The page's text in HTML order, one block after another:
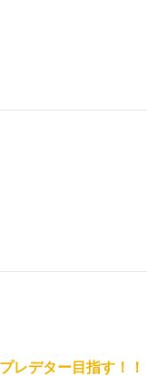
レデター目指す！！